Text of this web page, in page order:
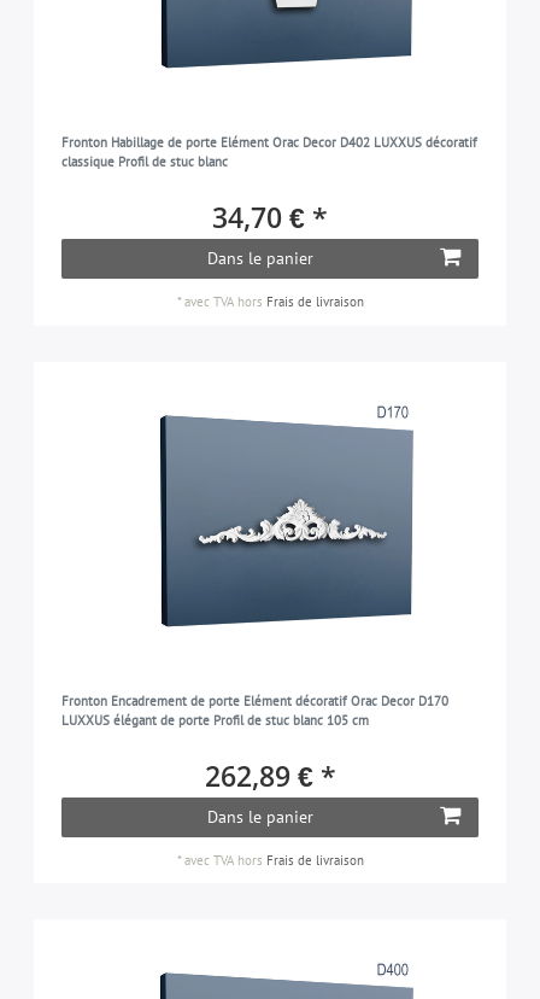
Fronton Habillage de porte Elément Orac Decor D402 LUXXUS décoratif
classique Profil de stuc blanc
34,70 € *
Dans le panier
*avec TVAhors Frais de livraison
Fronton Encadrement de porte Elément décoratif Orac Decor D170
LUXXUS élégant de porte Profil de stuc blanc 105 cm
262,89 € *
Dans le panier
*avec TVAhors Frais de livraison